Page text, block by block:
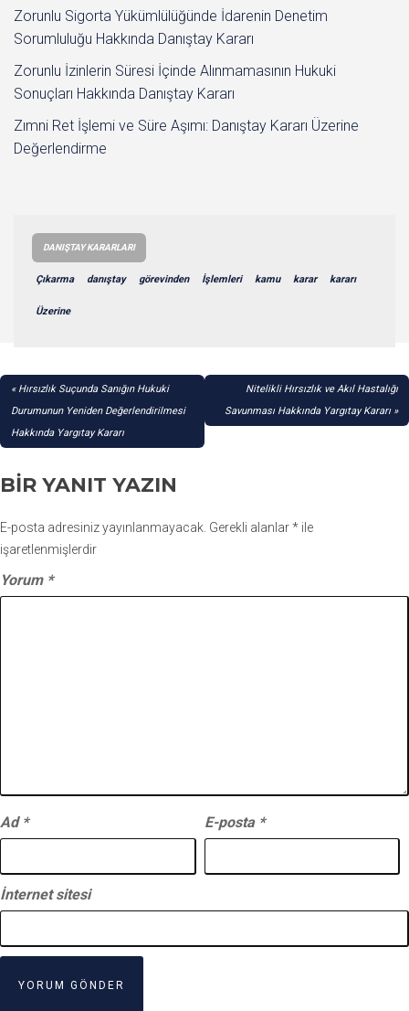
Zorunlu Sigorta Yükümlülüğünde İdarenin Denetim
Sorumluluğu Hakkında Danıştay Kararı
Zorunlu İzinlerin Süresi İçinde Alınmamasının Hukuki
Sonuçları Hakkında Danıştay Kararı
Zımni Ret İşlemi ve Süre Aşımı: Danıştay Kararı Üzerine
Değerlendirme
DANIŞTAY KARARLARI
Çıkarma danıştay görevinden İşlemleri kamu karar kararı
Üzerine
YAZI
GEZINMESI
Hırsızlık Suçunda Sanığın Hukuki
Durumunun Yeniden Değerlendirilmesi
Hakkında Yargıtay Kararı
Nitelikli Hırsızlık ve Akıl Hastalığı
Savunması Hakkında Yargıtay Kararı
BIR YANIT YAZIN
E-posta adresiniz yayınlanmayacak. Gerekli alanlar* ile
işaretlenmişlerdir
Yorum *
Ad * E-posta *
İnternet sitesi